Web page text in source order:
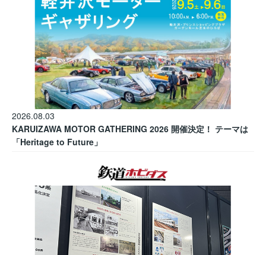
2026.08.03
KARUIZAWA MOTOR GATHERING 2026 開催決定！ テーマは
「Heritage to Future」